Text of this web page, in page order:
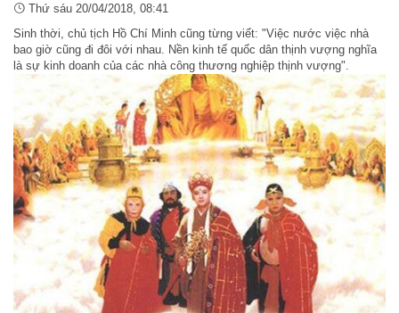
Thứ sáu 20/04/2018, 08:41
Sinh thời, chủ tịch Hồ Chí Minh cũng từng viết: "Việc nước việc nhà
bao giờ cũng đi đôi với nhau. Nền kinh tế quốc dân thịnh vượng nghĩa
là sự kinh doanh của các nhà công thương nghiệp thịnh vượng".